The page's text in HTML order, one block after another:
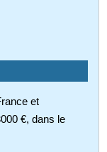
et
€, dans le